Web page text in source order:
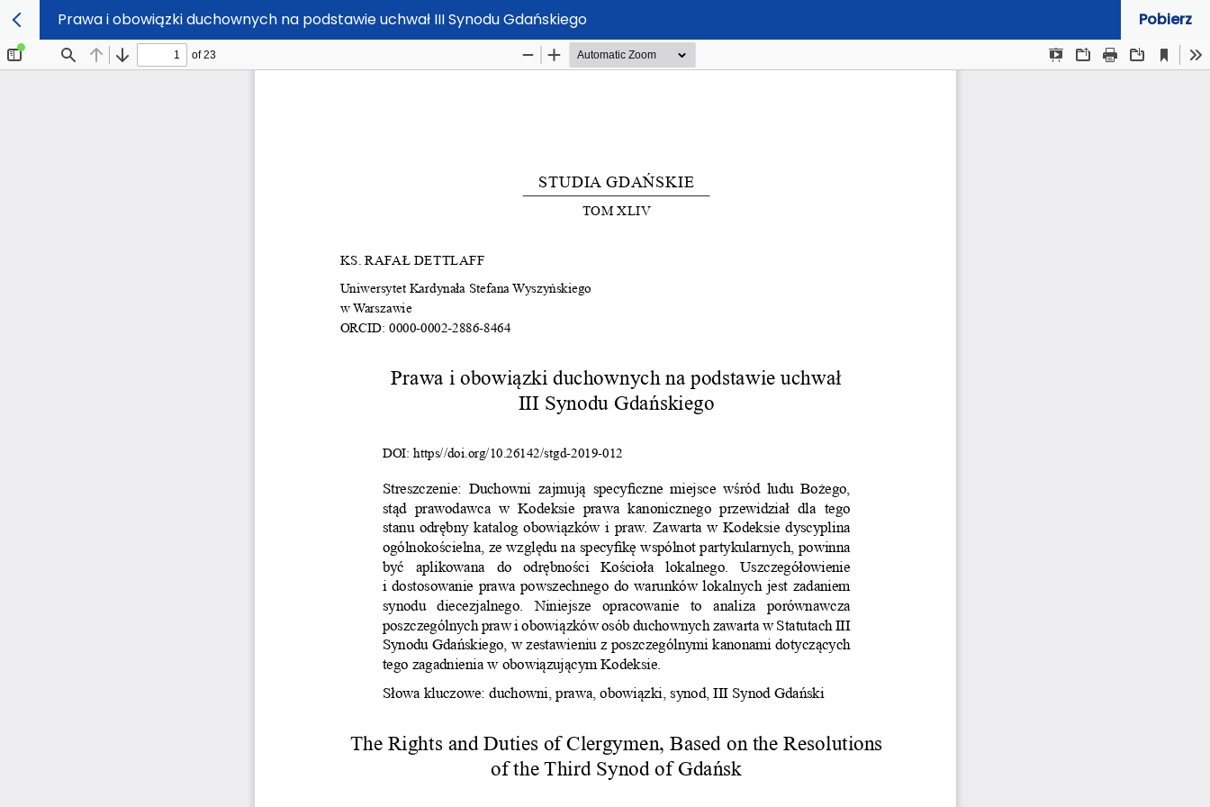
Prawa i obowiązki duchownych na podstawie uchwał III Synodu Gdańskiego Pobierz